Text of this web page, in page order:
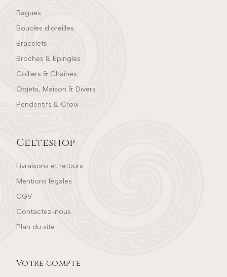
Bagues
Boucles d'oreilles
Bracelets
Broches & Épingles
Colliers & Chaînes
Objets, Maison & Divers
Pendentifs & Croix
Celteshop
Livraisons et retours
Mentions légales
CGV
Contactez-nous
Plan du site
Votre compte